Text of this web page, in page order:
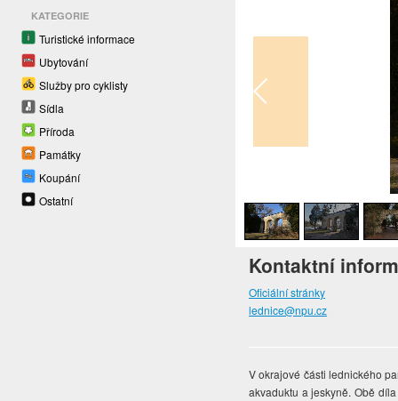
KATEGORIE
Turistické informace
Ubytování
Služby pro cyklisty
Sídla
Příroda
Památky
Koupání
Ostatní
Kontaktní
Oficiální stránky
lednice@npu.cz
V okrajové části lednického
akvaduktu a jeskyně. Obě